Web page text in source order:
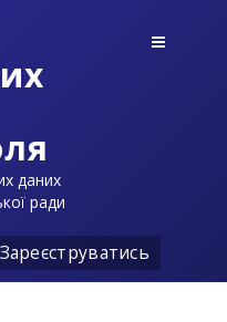
даних
ради
Зареєструватись